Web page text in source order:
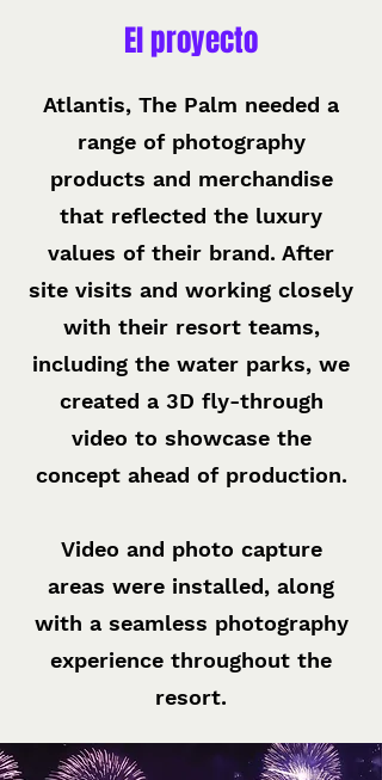
El proyecto
Atlantis, The Palm needed a
range of photography
products and merchandise
that reflected the luxury
values of their brand. After
site visits and working closely
with their resort teams,
including the water parks, we
created a 3D fly-through
video to showcase the
concept ahead of production.
Video and photo capture
areas were installed, along
with a seamless photography
experience throughout the
resort.